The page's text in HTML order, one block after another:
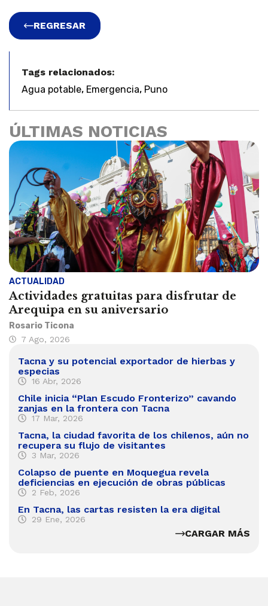
REGRESAR
Tags relacionados:
Agua potable, Emergencia, Puno
ÚLTIMAS NOTICIAS
ACTUALIDAD
Actividades gratuitas para disfrutar de
Arequipa en su aniversario
Rosario Ticona
7 Ago, 2026
Tacna y su potencial exportador de hierbas y
especias
16 Abr, 2026
Chile inicia “Plan Escudo Fronterizo” cavando
zanjas en la frontera con Tacna
17 Mar, 2026
Tacna, la ciudad favorita de los chilenos, aún no
recupera su flujo de visitantes
3 Mar, 2026
Colapso de puente en Moquegua revela
deficiencias en ejecución de obras públicas
2 Feb, 2026
En Tacna, las cartas resisten la era digital
29 Ene, 2026
CARGAR MÁS